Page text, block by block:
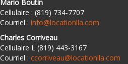
Mario Boutin
Cellulaire : (819) 734-7707
Courriel : info@locationlla.com
Charles Corriveau
Cellulaire L (819) 443-3167
Courriel : ccorriveau@locationlla.com